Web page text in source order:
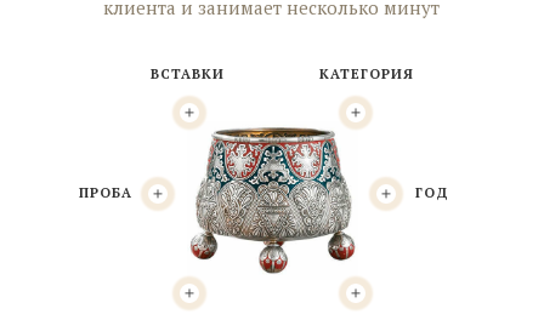
ГОД
КАТЕГОРИЯ
ВСТАВКИ
ПРОБА
клиента и занимает несколько минут